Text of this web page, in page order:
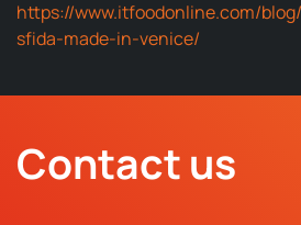
https://www.itfoodonline.com/
sfida-made-in-venice/
Contact us